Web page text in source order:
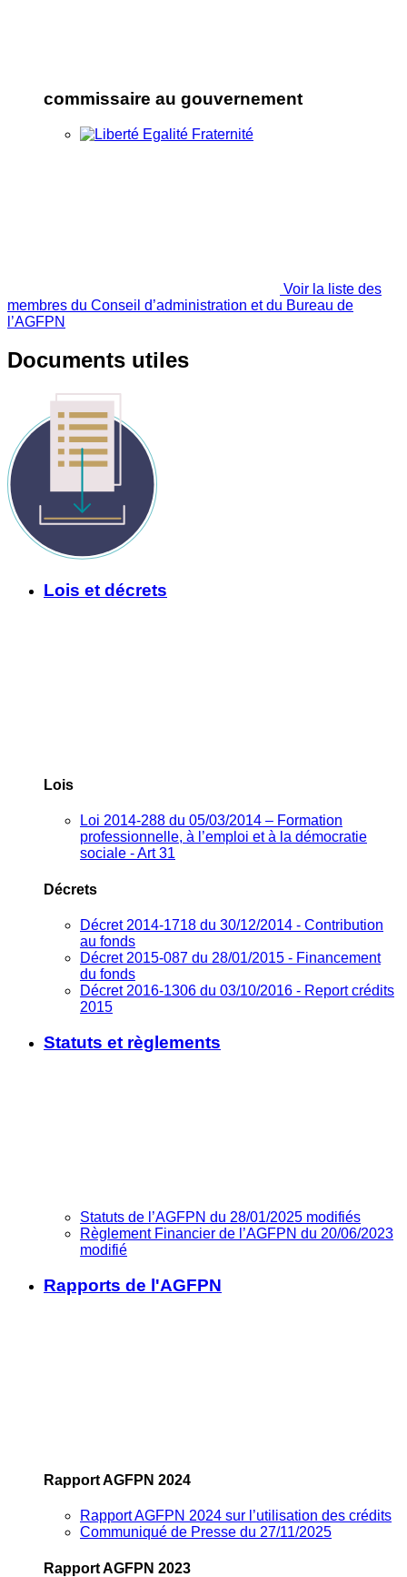
commissaire au gouvernement
Voir la liste des
membres du Conseil d’administration et du Bureau de
l’AGFPN
Documents utiles
Lois et décrets
Lois
Loi 2014-288 du 05/03/2014 – Formation
professionnelle, à l’emploi et à la démocratie
sociale - Art 31
Décrets
Décret 2014-1718 du 30/12/2014 - Contribution
au fonds
Décret 2015-087 du 28/01/2015 - Financement
du fonds
Décret 2016-1306 du 03/10/2016 - Report crédits
2015
Statuts et règlements
Statuts de l’AGFPN du 28/01/2025 modifiés
Règlement Financier de l’AGFPN du 20/06/2023
modifié
Rapports de l'AGFPN
Rapport AGFPN 2024
Rapport AGFPN 2024 sur l’utilisation des crédits
Communiqué de Presse du 27/11/2025
Rapport AGFPN 2023